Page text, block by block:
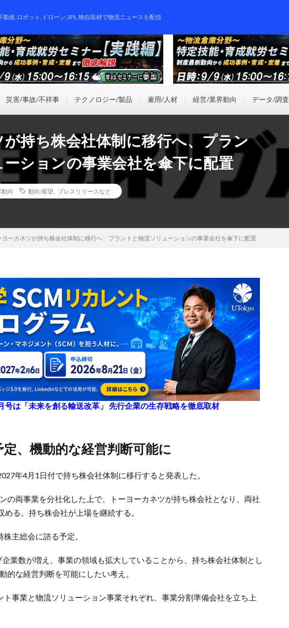
動産,ロボット,ドローン,3PL,独自取材で物流ニュースを配信
災害/事故/不祥事 テクノロジー/製品 雇用/人材 経営/業界動向 データ/調査
が持ち株会社体制に移行へ、プラン
ーションの事業会社を傘下に配置
向 動向/展望 プレスリリースなど
ヨーカネツが持ち株会社体制に移行へ、プラントと物流ソリューションの事業会社を傘下に配置
号は「未来を創る輸送改革」 先行企業の生存戦略を徹底取材
定、機動的な経営判断可能に
年4月1日付で持ち株会社体制に移行すると発表した。
の両事業を分社化した上で、トーヨーカネツが持ち株会社となり、両社
る。持ち株会社が上場を継続する。
主総会に諮る予定。
業数が増え、事業の領域も拡大していることから、持ち株会社体制とし
的な経営判断を可能にしたい考え。
事業と物流ソリューション事業それぞれ、事業分割準備会社を立ち上